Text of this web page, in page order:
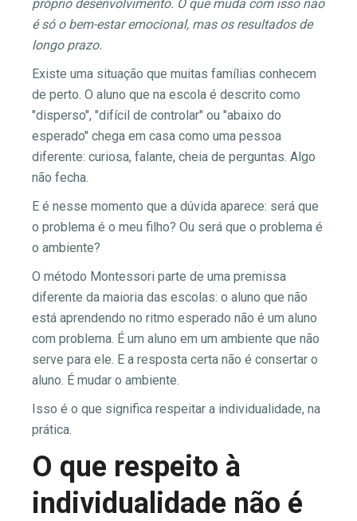
próprio desenvolvimento. O que muda com isso não
é só o bem-estar emocional, mas os resultados de
longo prazo.
Existe uma situação que muitas famílias conhecem
de perto. O aluno que na escola é descrito como
"disperso", "difícil de controlar" ou "abaixo do
esperado" chega em casa como uma pessoa
diferente: curiosa, falante, cheia de perguntas. Algo
não fecha.
E é nesse momento que a dúvida aparece: será que
o problema é o meu filho? Ou será que o problema é
o ambiente?
O método Montessori parte de uma premissa
diferente da maioria das escolas: o aluno que não
está aprendendo no ritmo esperado não é um aluno
com problema. É um aluno em um ambiente que não
serve para ele. E a resposta certa não é consertar o
aluno. É mudar o ambiente.
Isso é o que significa respeitar a individualidade, na
prática.
O que respeito à
individualidade não é